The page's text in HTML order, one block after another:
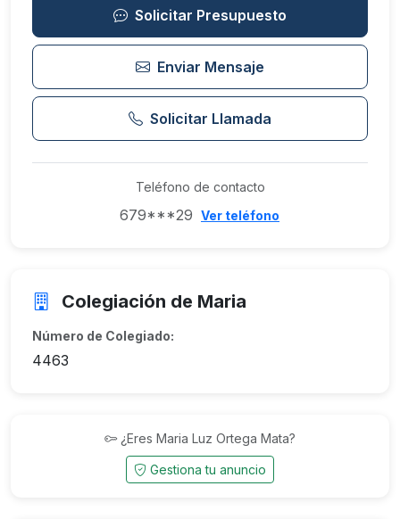
Solicitar Presupuesto
Enviar Mensaje
Solicitar Llamada
Teléfono de contacto
679***29 Ver teléfono
Colegiación de Maria
Número de Colegiado:
4463
¿Eres Maria Luz Ortega Mata?
Gestiona tu anuncio